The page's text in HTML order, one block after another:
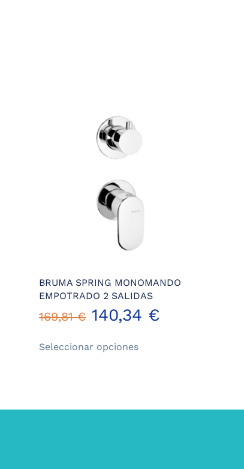
BRUMA SPRING MONOMANDO
EMPOTRADO 2 SALIDAS
169,81€ 140,34 €
Seleccionar opcionesproducto